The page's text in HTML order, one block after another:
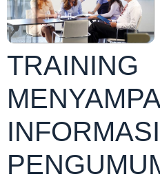
TRAINING